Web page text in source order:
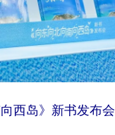
西岛》新书发布